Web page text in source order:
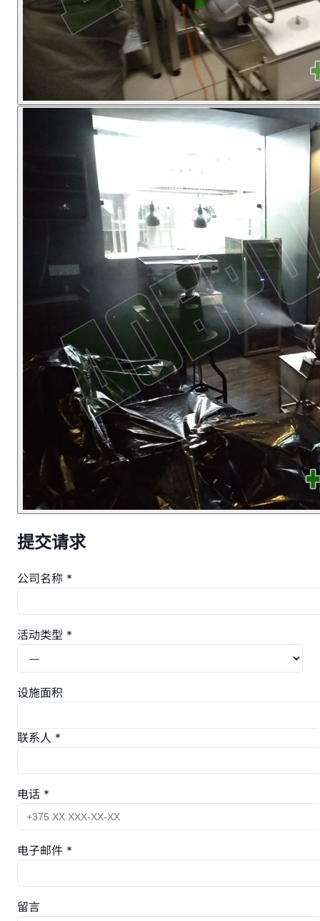
提交请求
公司名称 *
活动类型 *
设施面积
联系人 *
电话 *
电子邮件 *
留言